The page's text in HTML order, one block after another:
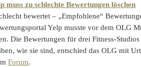
muss zu schlechte Bewertungen löschen
bewertet – „Empfohlene“
Yelp musste vor dem OLG
Die Bewertungen für drei Fitness-
wie sie sind, entschied das OLG mit
Forum.